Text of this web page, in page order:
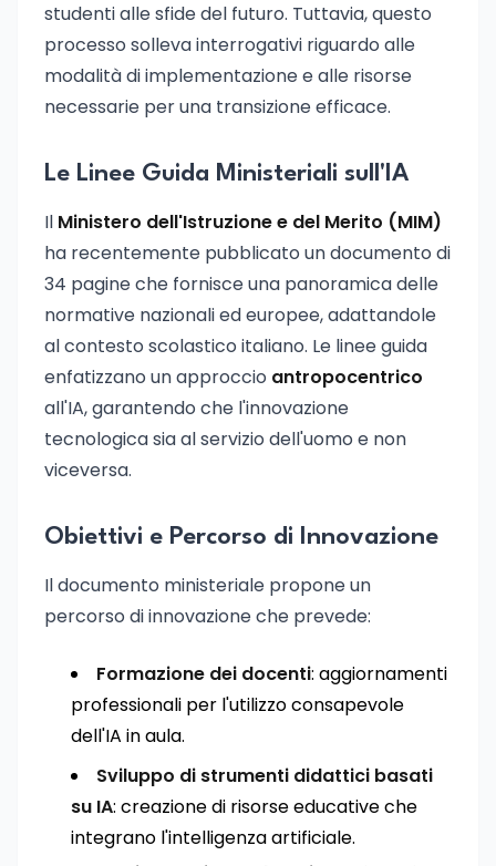
studenti alle sfide del futuro. Tuttavia, questo
processo solleva interrogativi riguardo alle
modalità di implementazione e alle risorse
necessarie per una transizione efficace.
Le Linee Guida Ministeriali sull'IA
Il Ministero dell'Istruzione e del Merito (MIM)
ha recentemente pubblicato un documento di
34 pagine che fornisce una panoramica delle
normative nazionali ed europee, adattandole
al contesto scolastico italiano. Le linee guida
enfatizzano un approccio antropocentrico
all'IA, garantendo che l'innovazione
tecnologica sia al servizio dell'uomo e non
viceversa.
Obiettivi e Percorso di Innovazione
Il documento ministeriale propone un
percorso di innovazione che prevede:
Formazione dei docenti: aggiornamenti
professionali per l'utilizzo consapevole
dell'IA in aula.
Sviluppo di strumenti didattici basati
su IA: creazione di risorse educative che
integrano l'intelligenza artificiale.